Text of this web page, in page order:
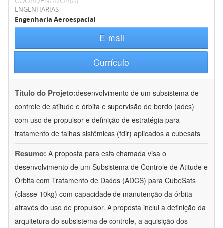
ENGENHARIAS
Engenharia Aeroespacial
E-mail
Currículo
Título do Projeto:desenvolvimento de um subsistema de
controle de atitude e órbita e supervisão de bordo (adcs)
com uso de propulsor e definição de estratégia para
tratamento de falhas sistêmicas (fdir) aplicados a cubesats
Resumo: A proposta para esta chamada visa o
desenvolvimento de um Subsistema de Controle de Atitude e
Órbita com Tratamento de Dados (ADCS) para CubeSats
(classe 10kg) com capacidade de manutenção da órbita
através do uso de propulsor. A proposta inclui a definição da
arquitetura do subsistema de controle, a aquisição dos